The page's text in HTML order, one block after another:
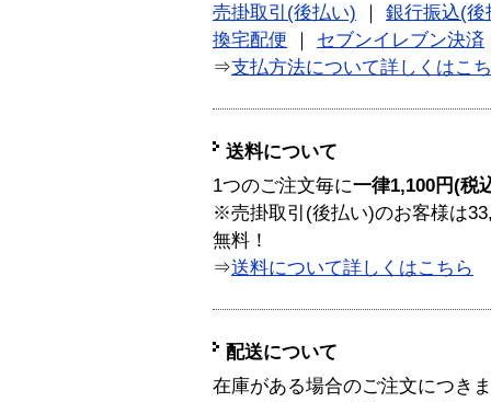
売掛取引(後払い)
銀行振込(後
換宅配便
セブンイレブン決済
⇒支払方法について詳しくはこ
送料について
1つのご注文毎に一律1,100円(税
※売掛取引(後払い)のお客様は
無料！
⇒送料について詳しくはこちら
配送について
在庫がある場合のご注文につき